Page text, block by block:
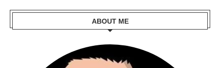
ABOUT ME